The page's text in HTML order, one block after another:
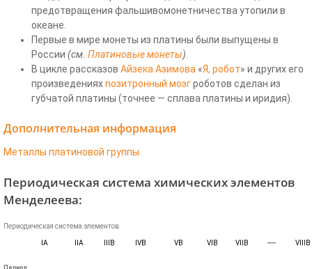
предотвращения фальшивомонетничества утопили в
океане.
Первые в мире монеты из платины были выпущены в
России (см. Платиновые монеты).
В цикле рассказов Айзека Азимова «Я, робот» и других его
произведенияхпозитронный мозгроботов сделан из
губчатой платины (точнее — сплава платины и иридия).
Дополнительная информация
Металлы платиновой группы
Периодическая система химических элементов
Менделеева:
Периодическая система элементов
IA IIA IIIB IVB VB VIB VIIB ---- VIIIB